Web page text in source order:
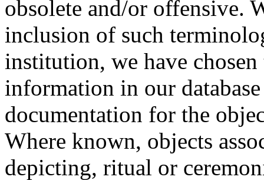
obsolete and/or offensive.
inclusion of such
institution, we have
information in our
documentation for the
Where known, objects
depicting, ritual or